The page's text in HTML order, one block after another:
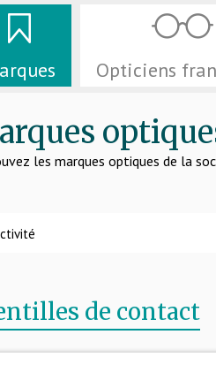
Opticiens
les marques optiques de la
de contact